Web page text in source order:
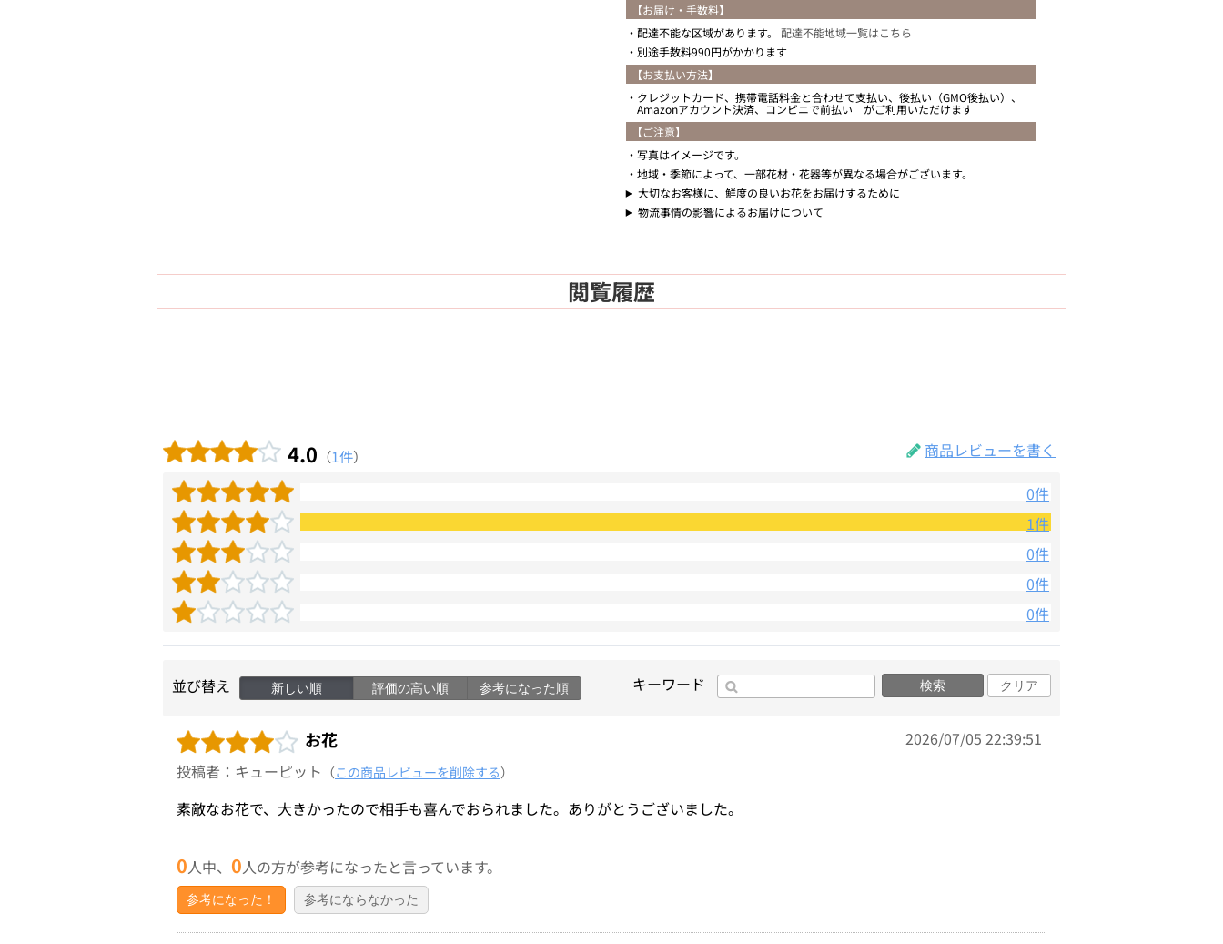
【お届け・手数料】
配達不能な区域があります。 配達不能地域一覧はこちら
別途手数料990円がかかります
【お支払い方法】
クレジットカード、携帯電話料金と合わせて支払い、後払い（GMO後払い）、
Amazonアカウント決済、コンビニで前払い がご利用いただけます
【ご注意】
写真はイメージです。
地域・季節によって、一部花材・花器等が異なる場合がございます。
大切なお客様に、鮮度の良いお花をお届けするために
物流事情の影響によるお届けについて
閲覧履歴
4.0 （1件）
商品レビューを書く
0件
1件
0件
0件
0件
並び替え 新しい順 評価の高い順 参考になった順 キーワード 検索 クリア
お花
2026/07/05 22:39:51
投稿者：キューピット （この商品レビューを削除する）
素敵なお花で、大きかったので相手も喜んでおられました。ありがとうございました。
0人中、 0人の方が参考になったと言っています。
参考になった！ 参考にならなかった